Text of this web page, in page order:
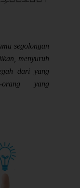
segolongan
menyuruh
dari yang
orang yang